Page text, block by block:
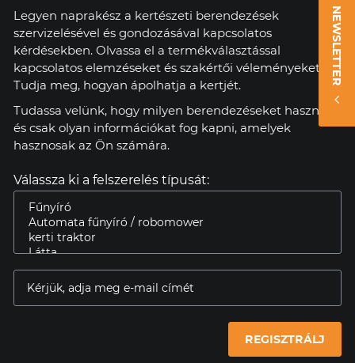
NEWSLETTER
Legyen naprakész a kertészeti berendezések
szervizelésével és gondozásával kapcsolatos
kérdésekben. Olvassa el a termékválasztással
kapcsolatos elemzéseket és szakértői véleményeket.
Tudja meg, hogyan ápolhatja a kertjét.
Tudassa velünk, hogy milyen berendezéseket használ,
és csak olyan információkat fog kapni, amelyek
hasznosak az Ön számára.
Válassza ki a felszerelés típusát:
REGISZTRÁLJ